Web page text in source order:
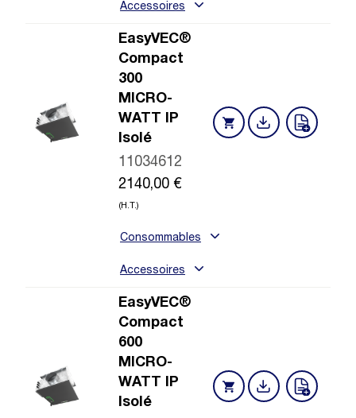
Accessoires
EasyVEC®
Compact
300
MICRO-
WATT IP
Isolé
11034612
2140,00 €
(H.T.)
Consommables
Accessoires
EasyVEC®
Compact
600
MICRO-
WATT IP
Isolé